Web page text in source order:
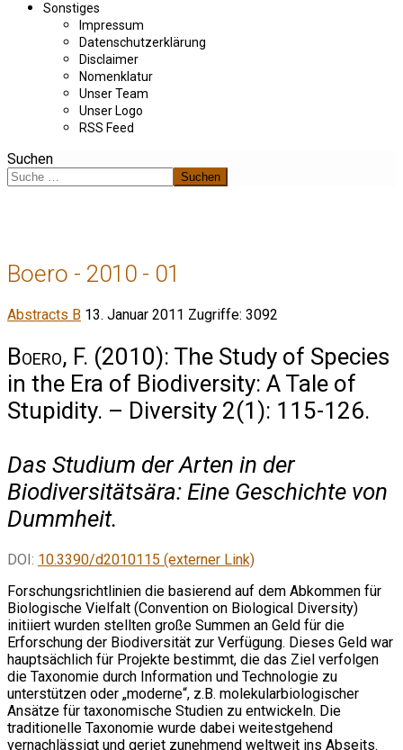
Sonstiges
Impressum
Datenschutzerklärung
Disclaimer
Nomenklatur
Unser Team
Unser Logo
RSS Feed
Suchen
Suchen
Boero - 2010 - 01
Abstracts B 13. Januar 2011 Zugriffe: 3092
Boero, F. (2010): The Study of Species
in the Era of Biodiversity: A Tale of
Stupidity. – Diversity 2(1): 115-126.
Das Studium der Arten in der
Biodiversitätsära: Eine Geschichte von
Dummheit.
DOI: 10.3390/d2010115 (externer Link)
Forschungsrichtlinien die basierend auf dem Abkommen für
Biologische Vielfalt (Convention on Biological Diversity)
initiiert wurden stellten große Summen an Geld für die
Erforschung der Biodiversität zur Verfügung. Dieses Geld war
hauptsächlich für Projekte bestimmt, die das Ziel verfolgen
die Taxonomie durch Information und Technologie zu
unterstützen oder „moderne“, z.B. molekularbiologischer
Ansätze für taxonomische Studien zu entwickeln. Die
traditionelle Taxonomie wurde dabei weitestgehend
vernachlässigt und geriet zunehmend weltweit ins Abseits.